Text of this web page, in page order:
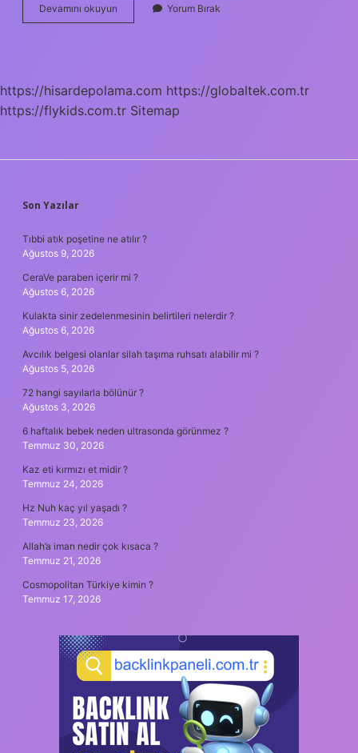
Devamını okuyun Madecassol
Sivilcelere
Yorum Bırak
https://hisardepolama.com https://globaltek.com.tr
https://flykids.com.tr Sitemap
SIDEBAR
Son Yazılar
Tıbbi atık poşetine ne atılır ?
Ağustos 9, 2026
CeraVe paraben içerir mi ?
Ağustos 6, 2026
Kulakta sinir zedelenmesinin belirtileri nelerdir ?
Ağustos 6, 2026
Avcılık belgesi olanlar silah taşıma ruhsatı alabilir mi ?
Ağustos 5, 2026
72 hangi sayılarla bölünür ?
Ağustos 3, 2026
6 haftalık bebek neden ultrasonda görünmez ?
Temmuz 30, 2026
Kaz eti kırmızı et midir ?
Temmuz 24, 2026
Hz Nuh kaç yıl yaşadı ?
Temmuz 23, 2026
Allah’a iman nedir çok kısaca ?
Temmuz 21, 2026
Cosmopolitan Türkiye kimin ?
Temmuz 17, 2026